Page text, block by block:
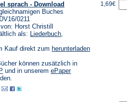
sprach - Download
Buches
0211
Horst Christill
als: Liederbuch,
Kauf direkt zum herunterladen
können zusätzlich in
(Öffnet
in
neuen
und in unserem ePaper(Öffnet
1,69€